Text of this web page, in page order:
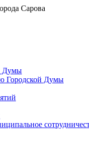
Сарова
Думы
Городской Думы